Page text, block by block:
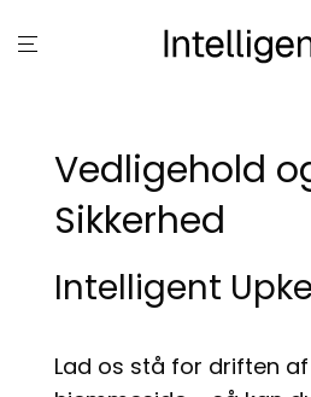
Vedligehold
Sikkerhed
Intelligent
Lad os stå for driften